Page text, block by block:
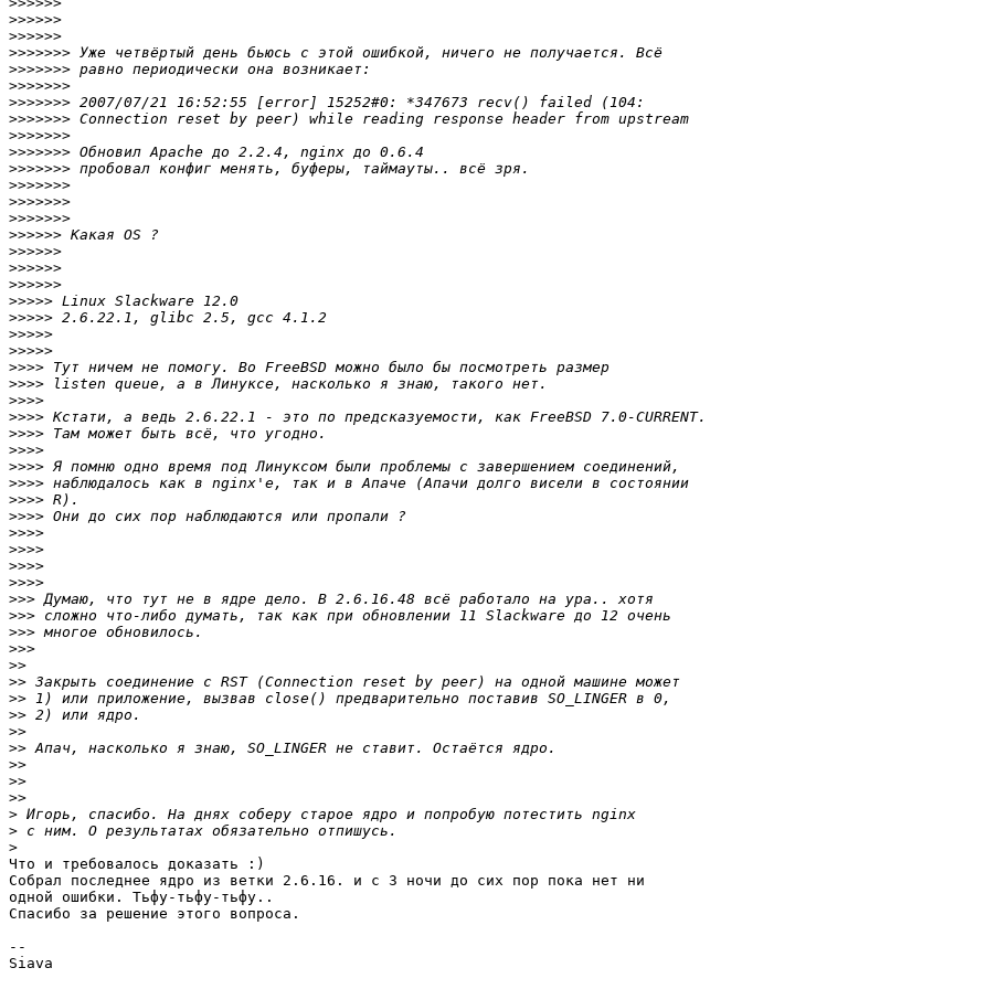
>>>>>>
>>>>>>
>>>>>>>
>>>>>>>
>>>>>>>
>>>>>>>
>>>>>>>
>>>>>>>
>>>>>>>
>>>>>>>
>>>>>>>
>>>>>>>
>>>>>>>
>>>>>>
>>>>>>
>>>>>>
>>>>>>
>>>>>
>>>>>
>>>>>
>>>>>
>>>>
>>>>
>>>>
>>>>
>>>>
>>>>
>>>>
>>>>
>>>>
>>>>
>>>>
>>>>
>>>>
>>>>
>>>
>>>
>>>
>>>
>>
>>
>>
>>
>>
>>
>>
>>
>>
>
>
>
Что и требовалось доказать :)
Собрал последнее ядро из ветки 2.6.16. и с 3 ночи до сих пор пока нет ни
одной ошибки. Тьфу-тьфу-тьфу..
Спасибо за решение этого вопроса.
--
Siava